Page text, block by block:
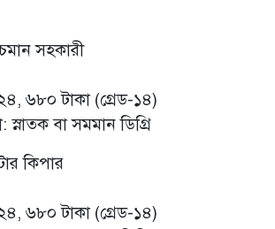
সহকারী
৬৮০ টাকা (গ্রেড-১৪)
বা সমমান ডিগ্রি
কিপার
৬৮০ টাকা (গ্রেড-১৪)